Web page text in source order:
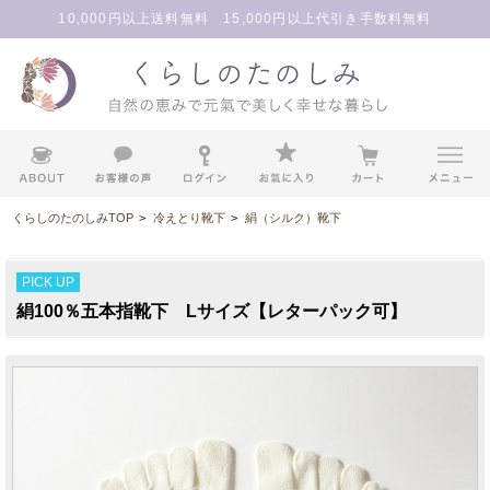
10,000円以上送料無料 15,000円以上代引き手数料無料
くらしのたのしみTOP > 冷えとり靴下 > 絹（シルク）靴下
PICK UP
絹100％五本指靴下 Lサイズ【レターパック可】